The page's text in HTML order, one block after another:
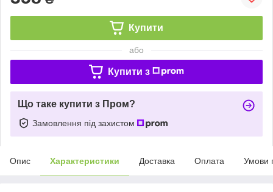
Купити
або
Купити з
Що таке купити з Пром?
Замовлення під захистом
Опис Характеристики Доставка Оплата Умови